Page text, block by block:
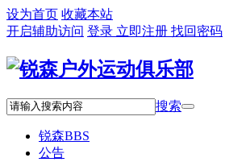
设为首页 收藏本站
开启辅助访问 登录 立即注册 找回密码
搜索
锐森BBS
公告